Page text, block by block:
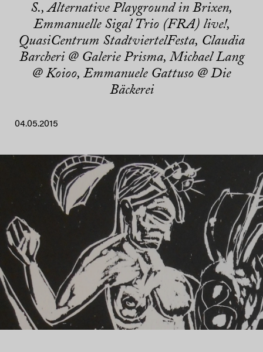
S., Alternative Playground in Brixen,
Emmanuelle Sigal Trio (FRA) live!,
QuasiCentrum StadtviertelFesta, Claudia
Barcheri @ Galerie Prisma, Michael Lang
@ Koioo, Emmanuele Gattuso @ Die
Bäckerei
04.05.2015